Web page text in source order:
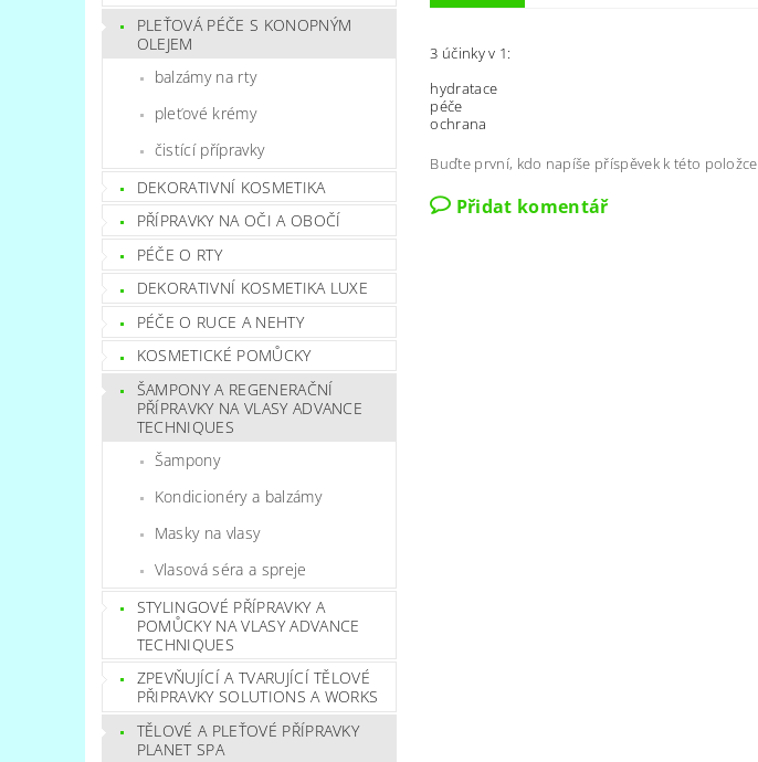
PLEŤOVÁ PÉČE S KONOPNÝM
OLEJEM
balzámy na rty
pleťové krémy
čistící přípravky
DEKORATIVNÍ KOSMETIKA
PŘÍPRAVKY NA OČI A OBOČÍ
PÉČE O RTY
DEKORATIVNÍ KOSMETIKA LUXE
PÉČE O RUCE A NEHTY
KOSMETICKÉ POMŮCKY
ŠAMPONY A REGENERAČNÍ
PŘÍPRAVKY NA VLASY ADVANCE
TECHNIQUES
Šampony
Kondicionéry a balzámy
Masky na vlasy
Vlasová séra a spreje
STYLINGOVÉ PŘÍPRAVKY A
POMŮCKY NA VLASY ADVANCE
TECHNIQUES
ZPEVŇUJÍCÍ A TVARUJÍCÍ TĚLOVÉ
PŘIPRAVKY SOLUTIONS A WORKS
TĚLOVÉ A PLEŤOVÉ PŘÍPRAVKY
PLANET SPA
3 účinky v 1:
hydratace
péče
ochrana
Buďte první, kdo napíše příspěvek k této položce.
Přidat komentář